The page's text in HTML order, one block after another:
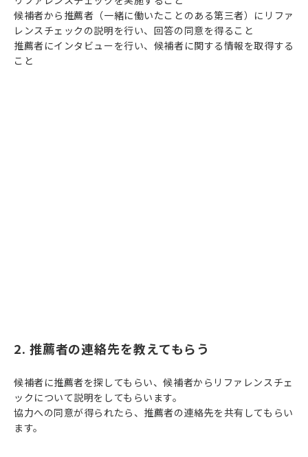
候補者から推薦者（一緒に働いたことのある第三者）にリファ
レンスチェックの説明を行い、回答の同意を得ること
推薦者にインタビューを行い、候補者に関する情報を取得する
こと
2. 推薦者の連絡先を教えてもらう
候補者に推薦者を探してもらい、候補者からリファレンスチェ
ックについて説明をしてもらいます。
協力への同意が得られたら、推薦者の連絡先を共有してもらい
ます。